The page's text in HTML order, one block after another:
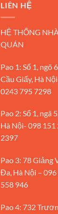
LIÊN HỆ
HỆ THỐNG
QUÁN
Pao 1: Số 1, ngõ
Cầu Giấy, Hà
0243 795 7298
Pao 2: Số 1, ngã
Hà Nội- 098
2397
Pao 3: 78 Giảng
Đa, Hà Nội –
558 946
Pao 4: 732